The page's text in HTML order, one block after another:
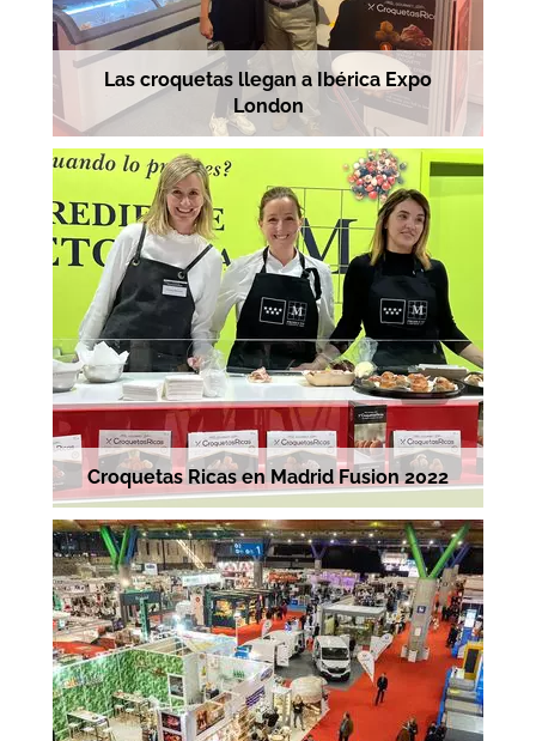
Las croquetas llegan a Ibérica Expo
London
Croquetas Ricas en Madrid Fusion 2022